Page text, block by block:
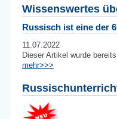
Wissenswertes
Russisch ist eine der
11.07.2022
Dieser Artikel wurde
mehr>>>